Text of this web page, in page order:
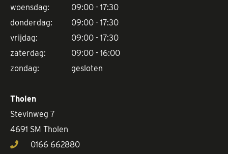
woensdag:
09:00 - 17:30
donderdag:
09:00 - 17:30
vrijdag:
09:00 - 17:30
zaterdag:
09:00 - 16:00
zondag:
gesloten
Tholen
Stevinweg 7
4691 SM Tholen
0166 662880